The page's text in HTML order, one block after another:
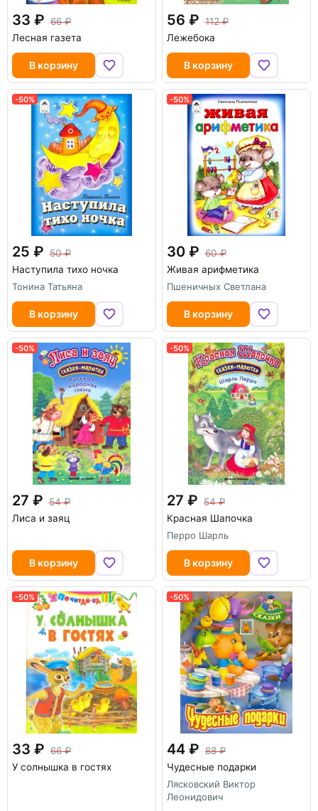
33
66
Лесная газета
В корзину
56
112
Лежебока
В корзину
-50%
25
50
Наступила тихо ночка
Тонина Татьяна
В корзину
-50%
30
60
Живая арифметика
Пшеничных Светлана
В корзину
-50%
27
54
Лиса и заяц
В корзину
-50%
27
54
Красная Шапочка
Перро Шарль
В корзину
-50%
-50%
33
66
У солнышка в гостях
-50%
44
88
Чудесные подарки
Лясковский Виктор
Леонидович